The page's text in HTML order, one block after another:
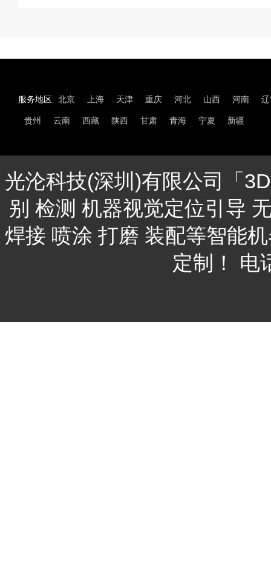
服务地区 北京 上海 天津 重庆 河北 山西 河南
贵州 云南 西藏 陕西 甘肃 青海 宁夏 新疆
光沦科技(深圳)有限公司「
别 检测 机器视觉定位引导
焊接 喷涂 打磨 装配等智能
定制！ 电